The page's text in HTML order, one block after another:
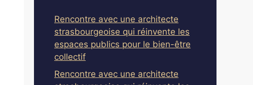
Rencontre avec une architecte
strasbourgeoise qui réinvente les
espaces publics pour le bien-être
collectif
Rencontre avec une architecte